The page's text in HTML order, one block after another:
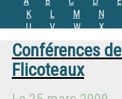
K
L M N
U
V W X
Conférences de
Flicoteaux